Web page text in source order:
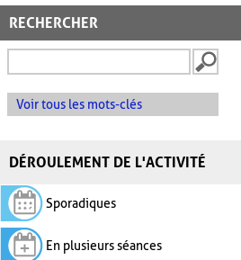
RECHERCHER
Voir tous les mots-clés
DÉROULEMENT DE L'ACTIVITÉ
Sporadiques
En plusieurs séances